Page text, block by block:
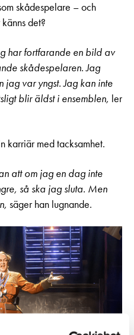
skådespelare – och
det?
har fortfarande en bild av
skådespelaren. Jag
jag var yngst. Jag kan inte
blir äldst i ensemblen, ler
karriär med tacksamhet.
att om jag en dag inte
så ska jag sluta. Men
säger han lugnande.